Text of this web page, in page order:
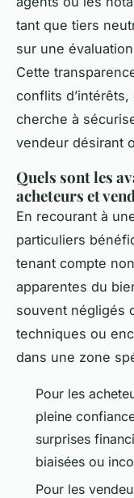
tant que tiers
sur une
Cette
conflits
cherche à
vendeur désirant
Quels sont les
acheteurs et
En recourant à
particuliers
tenant compte
apparentes du
souvent négligés
techniques ou
dans une zone
Pour les
pleine
surprises
biaisées ou
Pour les